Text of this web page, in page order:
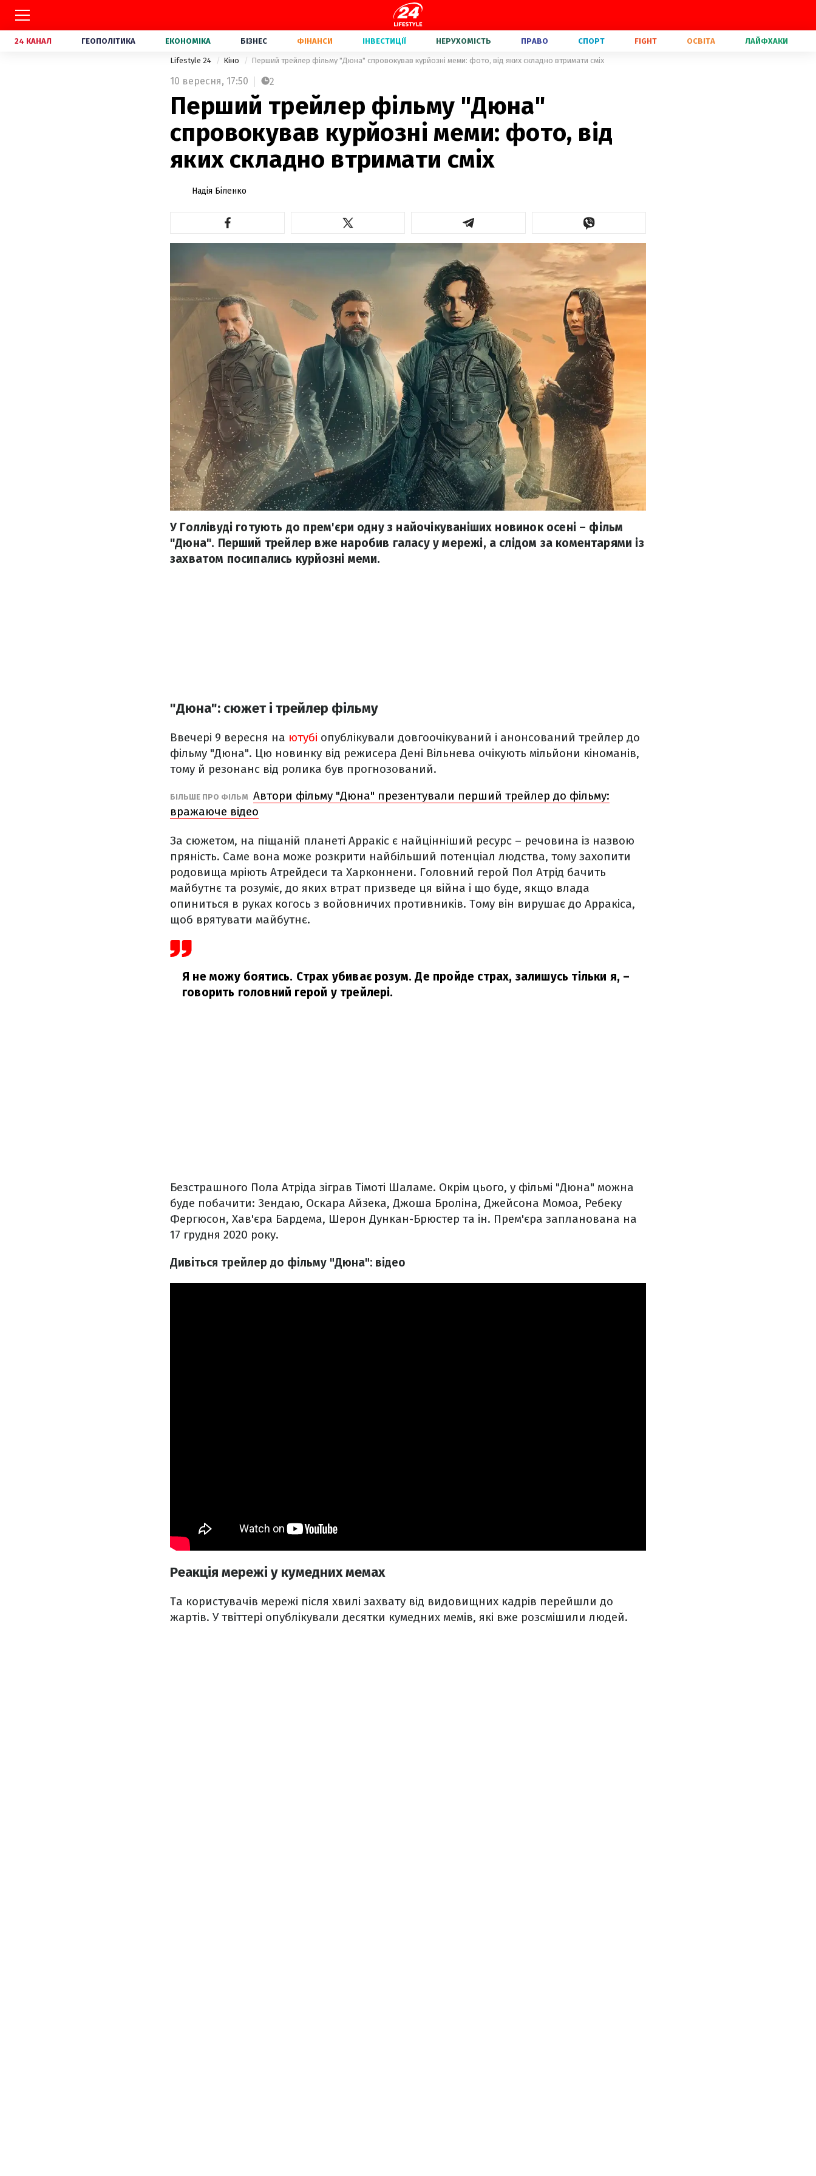
24 КАНАЛ ГЕОПОЛІТИКА ЕКОНОМІКА БІЗНЕС ФІНАНСИ ІНВЕСТИЦІЇ НЕРУХОМІСТЬ ПРАВО СПОРТ FIGHT ОСВІТА ЛАЙФХАКИ
Lifestyle 24 Кіно Перший трейлер фільму "Дюна" спровокував курйозні меми: фото, від яких складно втримати сміх
10 вересня, 17:50 2
Перший трейлер фільму "Дюна"
спровокував курйозні меми: фото, від
яких складно втримати сміх
Надія Біленко
У Голлівуді готують до прем'єри одну з найочікуваніших новинок осені – фільм
"Дюна". Перший трейлер вже наробив галасу у мережі, а слідом за коментарями із
захватом посипались курйозні меми.
"Дюна": сюжет і трейлер фільму
Ввечері 9 вересня на ютубі опублікували довгоочікуваний і анонсований трейлер до
фільму "Дюна". Цю новинку від режисера Дені Вільнева очікують мільйони кіноманів,
тому й резонанс від ролика був прогнозований.
БІЛЬШЕ ПРО ФІЛЬМ Автори фільму "Дюна" презентували перший трейлер до фільму:
вражаюче відео
За сюжетом, на піщаній планеті Арракіс є найцінніший ресурс – речовина із назвою
пряність. Саме вона може розкрити найбільший потенціал людства, тому захопити
родовища мріють Атрейдеси та Харконнени. Головний герой Пол Атрід бачить
майбутнє та розуміє, до яких втрат призведе ця війна і що буде, якщо влада
опиниться в руках когось з войовничих противників. Тому він вирушає до Арракіса,
щоб врятувати майбутнє.
Я не можу боятись. Страх убиває розум. Де пройде страх, залишусь тільки я, –
говорить головний герой у трейлері.
Безстрашного Пола Атріда зіграв Тімоті Шаламе. Окрім цього, у фільмі "Дюна" можна
буде побачити: Зендаю, Оскара Айзека, Джоша Броліна, Джейсона Момоа, Ребеку
Фергюсон, Хав'єра Бардема, Шерон Дункан-Брюстер та ін. Прем'єра запланована на
17 грудня 2020 року.
Дивіться трейлер до фільму "Дюна": відео
Реакція мережі у кумедних мемах
Та користувачів мережі після хвилі захвату від видовищних кадрів перейшли до
жартів. У твіттері опублікували десятки кумедних мемів, які вже розсмішили людей.